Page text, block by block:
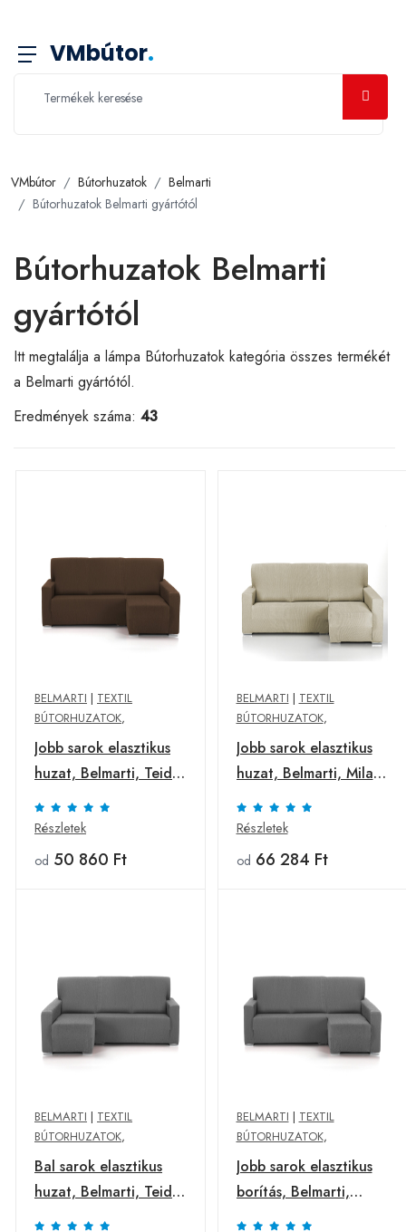
VMbútor.
VMbútor Bútorhuzatok
Belmarti
Bútorhuzatok Belmarti gyártótól
Bútorhuzatok Belmarti
gyártótól
Itt megtalálja a lámpa Bútorhuzatok kategória összes termékét
a Belmarti gyártótól.
Eredmények száma: 43
BELMARTI | TEXTIL
BÚTORHUZATOK,
Jobb sarok elasztikus
huzat, Belmarti, Teide,
rövid kar, barna
Részletek
od 50 860 Ft
BELMARTI | TEXTIL
BÚTORHUZATOK,
Jobb sarok elasztikus
huzat, Belmarti, Milan,
hosszú kar,
elefántcsont
Részletek
od 66 284 Ft
BELMARTI | TEXTIL
BÚTORHUZATOK,
Bal sarok elasztikus
huzat, Belmarti, Teide,
rövid kar, szürke
BELMARTI | TEXTIL
BÚTORHUZATOK,
Jobb sarok elasztikus
borítás, Belmarti,
Teide, rövid kar,